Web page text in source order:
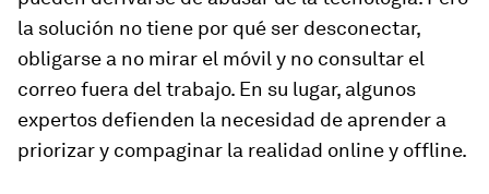
la solución no tiene por qué ser desconectar,
obligarse a no mirar el móvil y no consultar el
correo fuera del trabajo. En su lugar, algunos
expertos defienden la necesidad de aprender a
priorizar y compaginar la realidad online y offline.